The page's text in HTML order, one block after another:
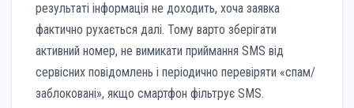
результаті інформація не доходить, хоча заявка
фактично рухається далі. Тому варто зберігати
активний номер, не вимикати приймання SMS від
сервісних повідомлень і періодично перевіряти «спам/
заблоковані», якщо смартфон фільтрує SMS.